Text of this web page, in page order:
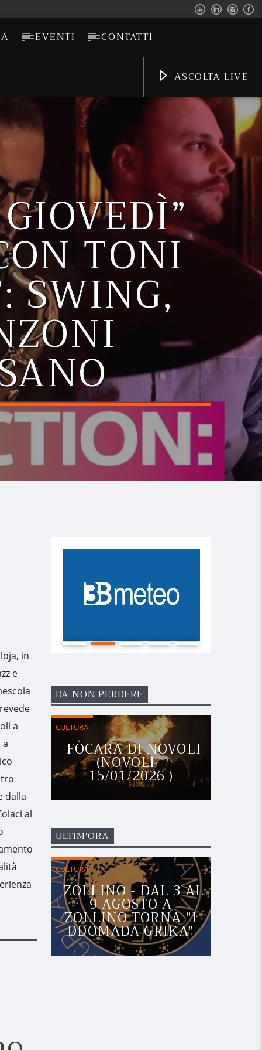
EVENTI CONTATTI
ASCOLTA LIVE
TONI
SWING,
in
e
a
a
dalla
al
DA NON PERDERE
CULTURA
FÒCARA DI NOVOLI
(NOVOLI -
15/01/2026 )
ULTIM'ORA
CULTURA
ZOLLINO - DAL 3 AL
9 AGOSTO A
ZOLLINO TORNA "I
DDOMADA GRIKA"